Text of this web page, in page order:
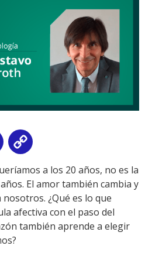
Email
Link
a los 20 años, no es la
El amor también cambia y
¿Qué es lo que
afectiva con el paso del
también aprende a elegir